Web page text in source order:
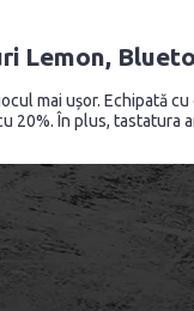
Lemon,
mai ușor. Echipată
În plus,